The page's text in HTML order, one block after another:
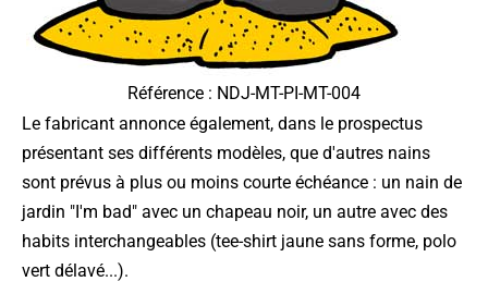
Référence : NDJ-MT-PI-MT-004
Le fabricant annonce également, dans le prospectus
présentant ses différents modèles, que d'autres nains
sont prévus à plus ou moins courte échéance : un nain de
jardin "I'm bad" avec un chapeau noir, un autre avec des
habits interchangeables (tee-shirt jaune sans forme, polo
vert délavé...).